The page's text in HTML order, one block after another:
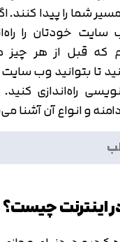
شما را پیدا
خودتان را
که قبل از هر چیز
تا بتوانید وب سایت
راه‌اندازی کنید.
و انواع آن آشنا
اینترنت چیست؟